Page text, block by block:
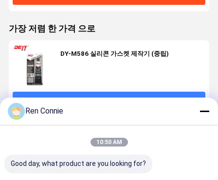
가장 저렴 한 가격 으로
DY-M586 실리콘 가스켓 제작기 (중립)
Ren Connie
10:50 AM
Good day, what product are you looking for?